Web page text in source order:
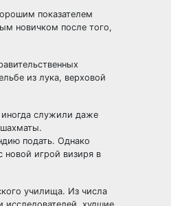
показателем
новичком после того,
из лука, верховой
иногда служили даже
подать. Однако
новой игрой визиря в
училища. Из числа